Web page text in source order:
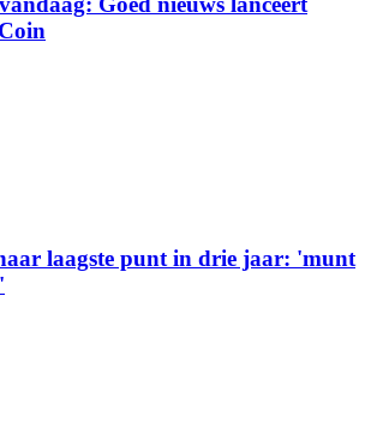
laagste punt in drie jaar: 'munt